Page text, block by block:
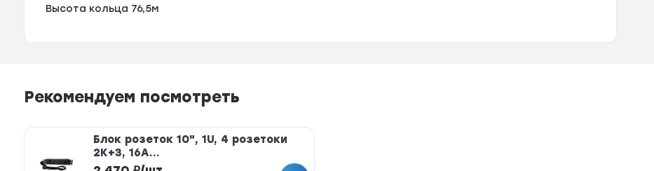
Высота кольца 76,5м
Рекомендуем посмотреть
Блок розеток 10", 1U, 4 розетоки
2К+З, 16А...